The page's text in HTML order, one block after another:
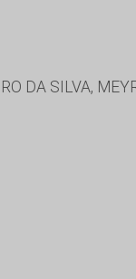
DA SILVA,